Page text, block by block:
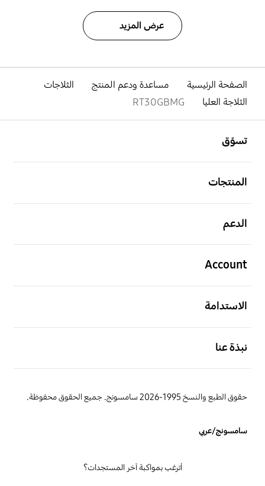
عرض المزيد
الصفحة الرئيسية مساعدة ودعم المنتج
الثلاجات
الثلاجة العليا
RT30GBMG
تسوّق
المنتجات
الدعم
Account
الاستدامة
نبذة عنا
حقوق الطبع والنسخ 1995-2026 سامسونج. جميع الحقوق محفوظة.
سامسونج/عربي
أترغب بمواكبة آخر المستجدات؟